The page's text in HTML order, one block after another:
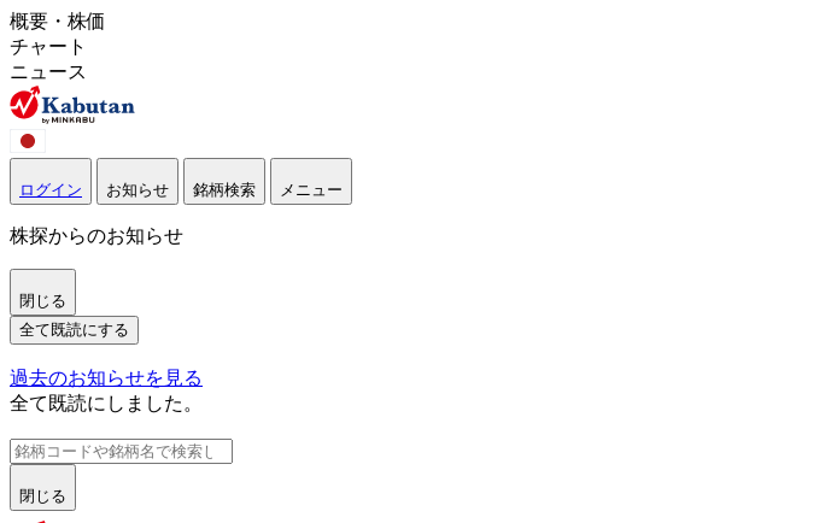
概要・株価
チャート
ニュース
ログイン お知らせ 銘柄検索 メニュー
株探からのお知らせ
閉じる
全て既読にする
過去のお知らせを見る
全て既読にしました。
閉じる